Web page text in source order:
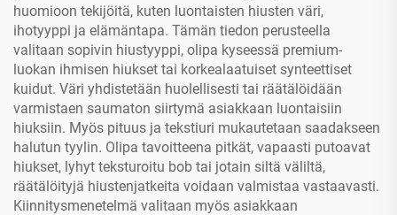
huomioon tekijöitä, kuten luontaisten hiusten väri,
ihotyyppi ja elämäntapa. Tämän tiedon perusteella
valitaan sopivin hiustyyppi, olipa kyseessä premium-
luokan ihmisen hiukset tai korkealaatuiset synteettiset
kuidut. Väri yhdistetään huolellisesti tai räätälöidään
varmistaen saumaton siirtymä asiakkaan luontaisiin
hiuksiin. Myös pituus ja tekstiuri mukautetaan saadakseen
halutun tyylin. Olipa tavoitteena pitkät, vapaasti putoavat
hiukset, lyhyt teksturoitu bob tai jotain siltä väliltä,
räätälöityjä hiustenjatkeita voidaan valmistaa vastaavasti.
Kiinnitysmenetelmä valitaan myös asiakkaan